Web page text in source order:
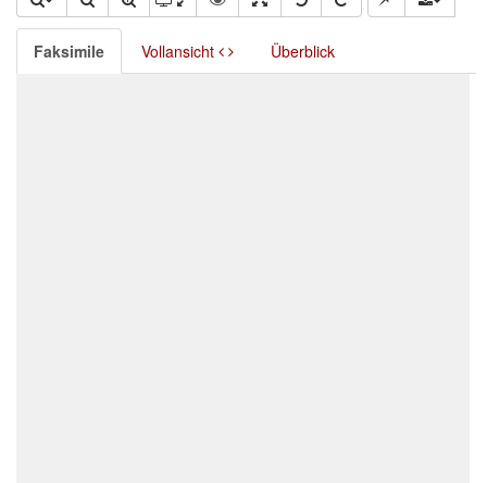
Faksimile Vollansicht Überblick